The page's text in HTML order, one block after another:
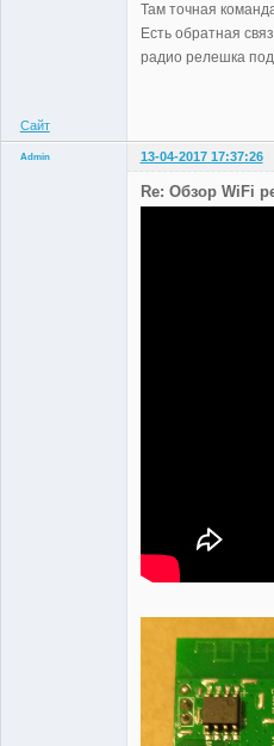
Там точная
Есть обратная
радио релешка
Сайт
Admin 13-04-2017 17:37:26
Re: Обзор WiFi